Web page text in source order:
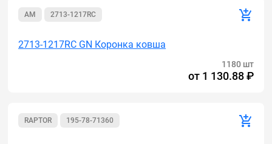
AM 2713-1217RC
2713-1217RC GN Коронка ковша
1180 шт
от 1 130.88 ₽
RAPTOR 195-78-71360